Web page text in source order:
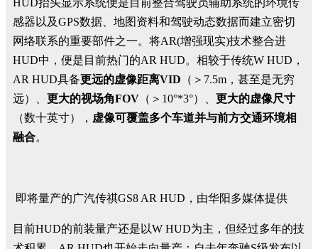
HUD抬头显示系统便是目前整合驾驶员辅助系统的环境传
感器以及GPS数据、地图资料和驾驶动态数据而建立密切
网络联系的重要部件之一。将AR(增强现实)技术整合进
HUD中，便是目前热门的AR HUD。相较于传统W HUD，
AR HUD具备更远的虚像距离VID （＞7.5m，甚至是无穷
远）、 更大的视场角FOV （＞10°*3°）、 更大的虚像尺寸
（数十英寸）， 虚像可覆盖多个车道并与前方交通环境相
融合。
即将量产的广汽传祺GS8 AR HUD，由华阳多媒体提供
目前HUD的前装量产还是以W HUD为主，但经过多年的技